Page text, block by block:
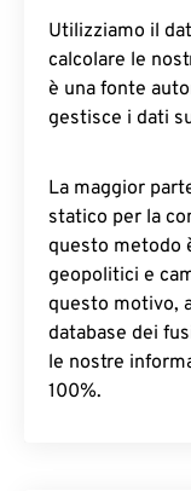
Utilizziamo il
calcolare le
è una fonte
gestisce i dati
La maggior
statico per la
questo metodo
geopolitici e
questo motivo,
database dei
le nostre
100%.